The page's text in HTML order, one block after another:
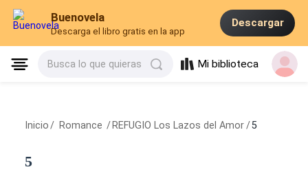
Buenovela
Descarga el libro gratis en la app
Descargar
Busca lo que quieras Mi biblioteca
Inicio / Romance / REFUGIO Los Lazos del Amor /5
5